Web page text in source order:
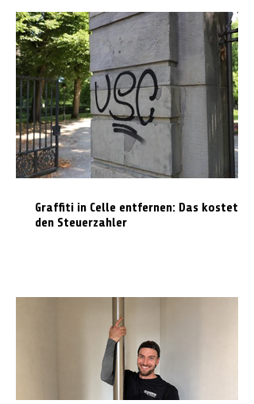
Graffiti in Celle entfernen: Das kostet es
den Steuerzahler